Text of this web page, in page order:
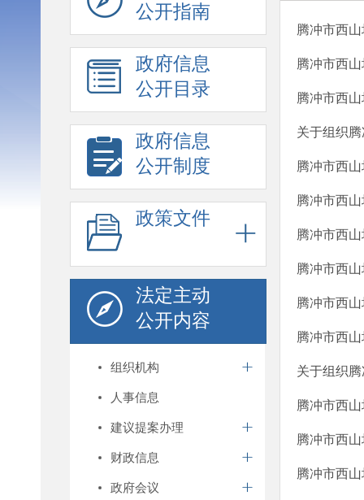
公开指南
政府信息
公开目录
政府信息
公开制度
政策文件
法定主动
公开内容
组织机构
人事信息
建议提案办理
财政信息
政府会议
腾冲市西
腾冲市西
腾冲市西
关于组织
腾冲市西
腾冲市西
腾冲市西
腾冲市西
腾冲市西
腾冲市西
关于组织
腾冲市西
腾冲市西
腾冲市西